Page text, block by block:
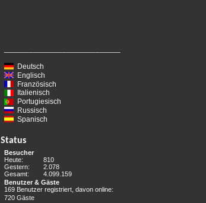
Deutsch
Englisch
Französisch
Italienisch
Portugiesisch
Russisch
Spanisch
Status
Besucher
Heute:
810
Gestern:
2.078
Gesamt:
4.099.159
Benutzer & Gäste
169 Benutzer registriert, davon online:
720 Gäste